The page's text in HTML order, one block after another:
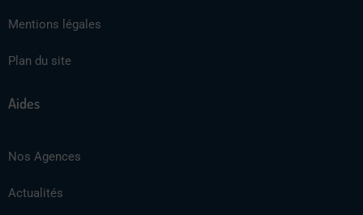
Mentions légales
Plan du site
Aides
Nos Agences
Actualités